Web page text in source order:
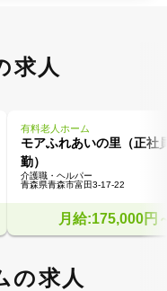
求人
有料老人ホーム
モアふれあいの里（正社
勤）
介護職・ヘルパー
青森県青森市富田3-17-22
月給:175,000円
の求人